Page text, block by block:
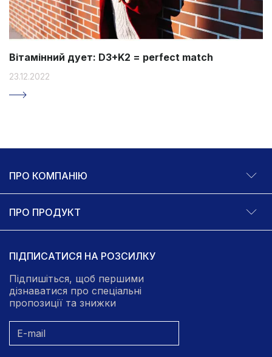
Вітамінний дует: D3+K2 = perfect match
23.12.2022
ПРО КОМПАНІЮ
ПРО ПРОДУКТ
ПІДПИСАТИСЯ НА РОЗСИЛКУ
Підпишіться, щоб першими
дізнаватися про спеціальні
пропозиції та знижки